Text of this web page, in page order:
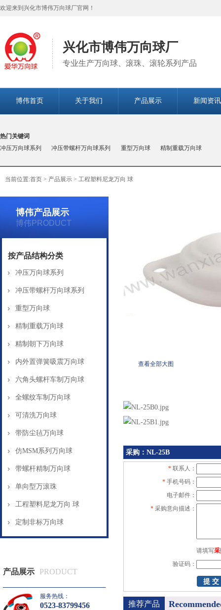
欢迎来到兴化市博伟万向球厂官网！
兴化市博伟万向球厂
专业生产万向球、滚珠、滚轮系列产品
博伟首页 关于我们 产品展示 新闻资讯
热门关键词
冲压万向球系列
冲压带螺杆万向球系列 重型万向球 精制重载万向球
当前位置:首页 > 产品展示 > 工程塑料尼龙万向 球
博伟产品展示
博伟PRODUCT
按产品结构分类
冲压万向球系列
冲压带螺杆万向球系列
重型万向球
精制重载万向球
精制朝下万向球
内外置弹簧吸震万向球
六角头螺杆车制万向球
全螺纹车制万向球
可清洗万向球
带防尘毡万向球
仿MSM系列万向球
带螺杆精制万向球
单向型万滚珠
工程塑料尼龙万向 球
定制非标万向球
产品展示 PRODUCT
服务热线：
0523-83799456
查看全部大图
采购：NL-25B
* 联系人：
* 手机号码：
电子邮件：
* 采购意向描述：
请填写
验证码：
推荐产品